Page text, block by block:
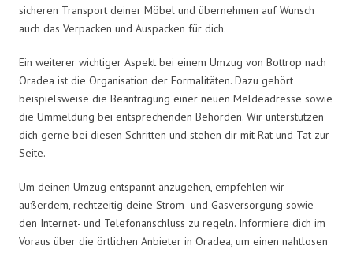
sicheren Transport deiner Möbel und übernehmen auf Wunsch
auch das Verpacken und Auspacken für dich.
Ein weiterer wichtiger Aspekt bei einem Umzug von Bottrop nach
Oradea ist die Organisation der Formalitäten. Dazu gehört
beispielsweise die Beantragung einer neuen Meldeadresse sowie
die Ummeldung bei entsprechenden Behörden. Wir unterstützen
dich gerne bei diesen Schritten und stehen dir mit Rat und Tat zur
Seite.
Um deinen Umzug entspannt anzugehen, empfehlen wir
außerdem, rechtzeitig deine Strom- und Gasversorgung sowie
den Internet- und Telefonanschluss zu regeln. Informiere dich im
Voraus über die örtlichen Anbieter in Oradea, um einen nahtlosen